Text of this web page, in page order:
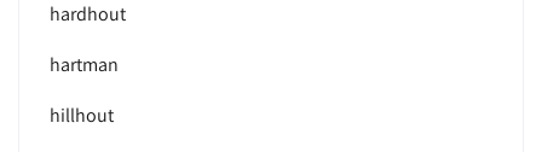
hardhout
hartman
hillhout